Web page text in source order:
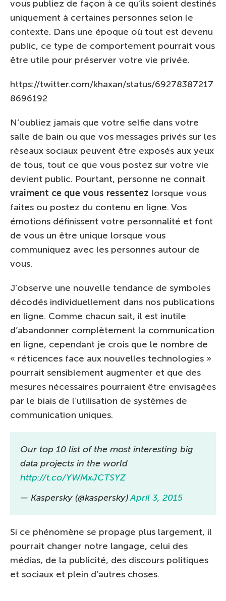
vous publiez de façon à ce qu’ils soient destinés
uniquement à certaines personnes selon le
contexte. Dans une époque où tout est devenu
public, ce type de comportement pourrait vous
être utile pour préserver votre vie privée.
https://twitter.com/khaxan/status/69278387217
8696192
N’oubliez jamais que votre selfie dans votre
salle de bain ou que vos messages privés sur les
réseaux sociaux peuvent être exposés aux yeux
de tous, tout ce que vous postez sur votre vie
devient public. Pourtant, personne ne connait
vraiment ce que vous ressentez lorsque vous
faites ou postez du contenu en ligne. Vos
émotions définissent votre personnalité et font
de vous un être unique lorsque vous
communiquez avec les personnes autour de
vous.
J’observe une nouvelle tendance de symboles
décodés individuellement dans nos publications
en ligne. Comme chacun sait, il est inutile
d’abandonner complètement la communication
en ligne, cependant je crois que le nombre de
« réticences face aux nouvelles technologies »
pourrait sensiblement augmenter et que des
mesures nécessaires pourraient être envisagées
par le biais de l’utilisation de systèmes de
communication uniques.
Our top 10 list of the most interesting big
data projects in the world
http://t.co/YWMxJCTSYZ
— Kaspersky (@kaspersky)April 3, 2015
Si ce phénomène se propage plus largement, il
pourrait changer notre langage, celui des
médias, de la publicité, des discours politiques
et sociaux et plein d’autres choses.